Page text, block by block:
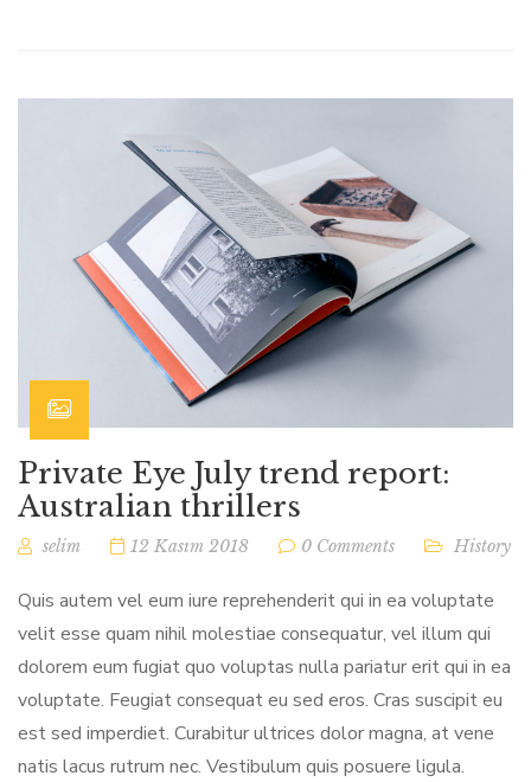
Private Eye July trend report:
Australian thrillers
selim 12 Kasım 2018 0 Comments History
Quis autem vel eum iure reprehenderit qui in ea voluptate
velit esse quam nihil molestiae consequatur, vel illum qui
dolorem eum fugiat quo voluptas nulla pariatur erit qui in ea
voluptate. Feugiat consequat eu sed eros. Cras suscipit eu
est sed imperdiet. Curabitur ultrices dolor magna, at vene
natis lacus rutrum nec. Vestibulum quis posuere ligula.